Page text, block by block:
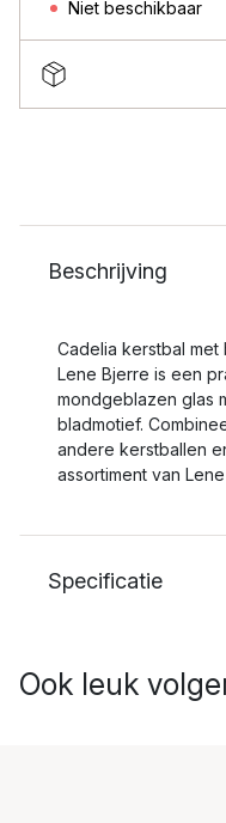
Niet beschikbaar
Beschrijving
Cadelia kerstbal
Lene Bjerre is een
mondgeblazen glas
bladmotief.
andere kerstballen
assortiment van
Specificatie
Ook leuk